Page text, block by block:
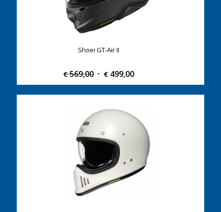
Shoei GT-Air II
€569,00 Original
price
was:
€ 569,00.
€ 499,00Current
price
is: